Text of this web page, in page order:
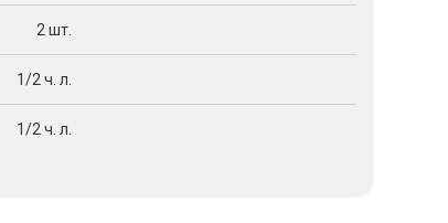
2 шт.
1/2 ч. л.
1/2 ч. л.